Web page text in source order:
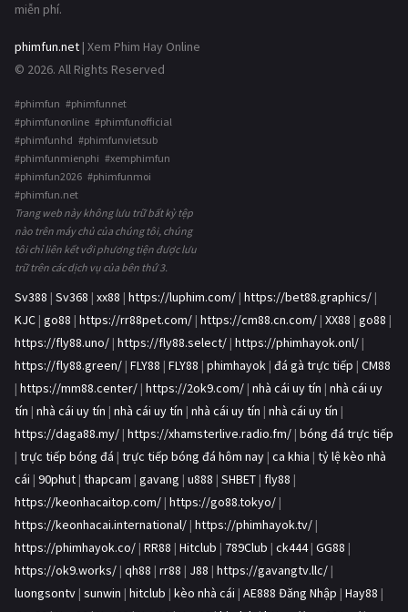
miễn phí.
phimfun.net | Xem Phim Hay Online
© 2026. All Rights Reserved
#phimfun #phimfunnet
#phimfunonline #phimfunofficial
#phimfunhd #phimfunvietsub
#phimfunmienphi #xemphimfun
#phimfun2026 #phimfunmoi
#phimfun.net
Trang web này không lưu trữ bất kỳ tệp
nào trên máy chủ của chúng tôi, chúng
tôi chỉ liên kết với phương tiện được lưu
trữ trên các dịch vụ của bên thứ 3.
Sv388 | Sv368 | xx88 | https://luphim.com/ | https://bet88.graphics/ |
KJC | go88 | https://rr88pet.com/ | https://cm88.cn.com/ | XX88 | go88 |
https://fly88.uno/ | https://fly88.select/ | https://phimhayok.onl/ |
https://fly88.green/ | FLY88 | FLY88 | phimhayok | đá gà trực tiếp | CM88
| https://mm88.center/ | https://2ok9.com/ | nhà cái uy tín | nhà cái uy
tín | nhà cái uy tín | nhà cái uy tín | nhà cái uy tín | nhà cái uy tín |
https://daga88.my/ | https://xhamsterlive.radio.fm/ | bóng đá trực tiếp
| trực tiếp bóng đá | trực tiếp bóng đá hôm nay | ca khia | tỷ lệ kèo nhà
cái | 90phut | thapcam | gavang | u888 | SHBET | fly88 |
https://keonhacaitop.com/ | https://go88.tokyo/ |
https://keonhacai.international/ | https://phimhayok.tv/ |
https://phimhayok.co/ | RR88 | Hitclub | 789Club | ck444| GG88 |
https://ok9.works/ | qh88 | rr88 | J88 | https://gavangtv.llc/ |
luongsontv | sunwin | hitclub | kèo nhà cái | AE888 Đăng Nhập | Hay88 |